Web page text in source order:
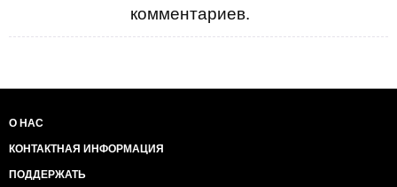
комментариев.
О НАС
КОНТАКТНАЯ ИНФОРМАЦИЯ
ПОДДЕРЖАТЬ